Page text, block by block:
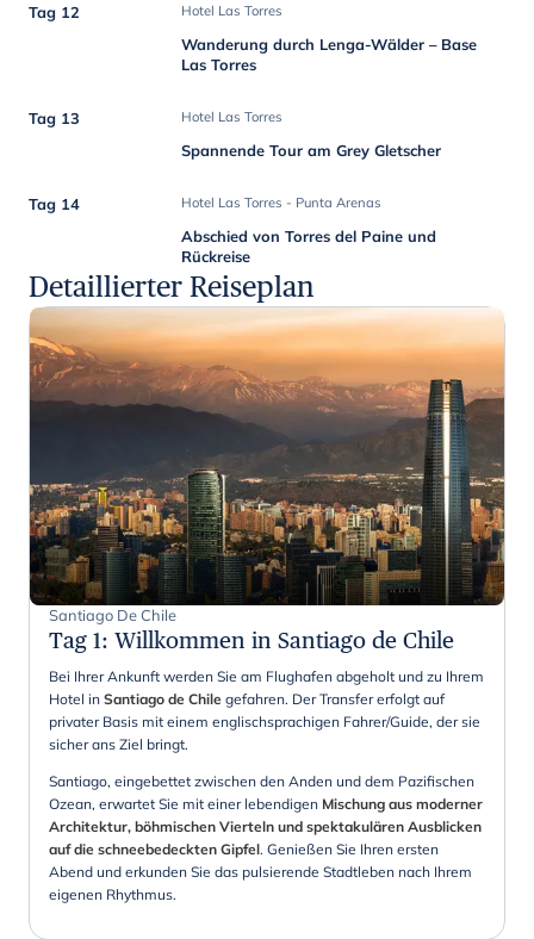
Tag 12 Hotel Las Torres
Wanderung durch Lenga-Wälder – Base
Las Torres
Tag 13 Hotel Las Torres
Spannende Tour am Grey Gletscher
Tag 14 Hotel Las Torres - Punta Arenas
Abschied von Torres del Paine und
Rückreise
Detaillierter Reiseplan
Santiago De Chile
Tag 1: Willkommen in Santiago de Chile
Bei Ihrer Ankunft werden Sie am Flughafen abgeholt und zu Ihrem
Hotel in Santiago de Chile gefahren. Der Transfer erfolgt auf
privater Basis mit einem englischsprachigen Fahrer/Guide, der sie
sicher ans Ziel bringt.
Santiago, eingebettet zwischen den Anden und dem Pazifischen
Ozean, erwartet Sie mit einer lebendigen Mischung aus moderner
Architektur, böhmischen Vierteln und spektakulären Ausblicken
auf die schneebedeckten Gipfel. Genießen Sie Ihren ersten
Abend und erkunden Sie das pulsierende Stadtleben nach Ihrem
eigenen Rhythmus.